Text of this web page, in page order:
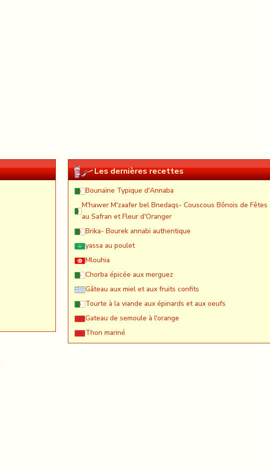
Les dernières recettes
Bounaïne Typique d'Annaba
M'hawer M'zaafer bel Bnedaqs- Couscous Bônois de Fêtes
au Safran et Fleur d'Oranger
Brika- Bourek annabi authentique
yassa au poulet
Mlouhia
Chorba épicée aux merguez
Gâteau aux miel et aux fruits confits
Tourte à la viande aux épinards et aux oeufs
Gateau de semoule à l'orange
Thon mariné